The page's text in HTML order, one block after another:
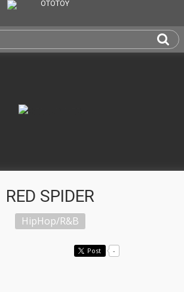
RED SPIDER
HipHop/R&B
Post -